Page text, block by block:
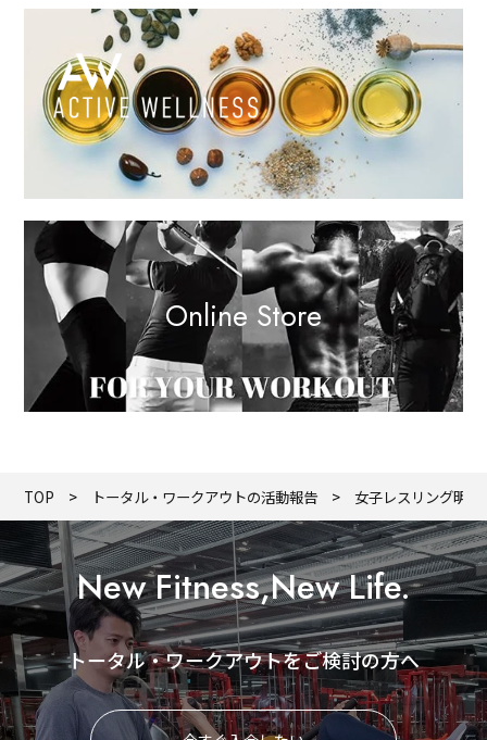
Online Store
TOP トータル・ワークアウトの活動報告 女子レスリング明
New Fitness,New Life.
トータル・ワークアウトをご検討の方へ